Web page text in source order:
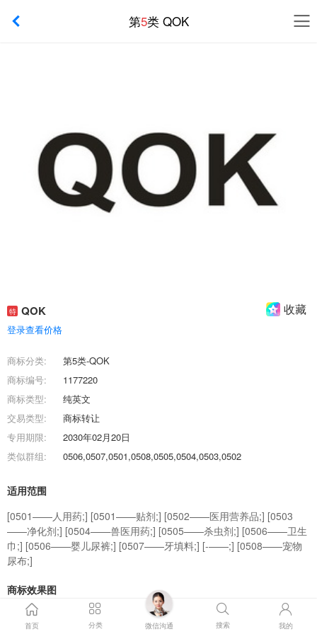
第5类 QOK
特 QOK 收藏
登录查看价格
商标分类:
第5类-QOK
商标编号:
1177220
商标类型:
纯英文
交易类型:
商标转让
专用期限:
2030年02月20日
类似群组:
0506,0507,0501,0508,0505,0504,0503,0502
适用范围
[0501——人用药;] [0501——贴剂;] [0502——医用营养品;] [0503
——净化剂;] [0504——兽医用药;] [0505——杀虫剂;] [0506——卫生
巾;] [0506——婴儿尿裤;] [0507——牙填料;] [-——;] [0508——宠物
尿布;]
商标效果图
商标交易流程
首页 分类 微信沟通 搜索 我的